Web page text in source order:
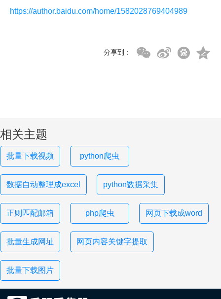
https://author.baidu.com/home/1582028769404989
分享到：
相关主题
批量下载视频 python爬虫
数据自动整理成excel python数据采集
正则匹配邮箱 php爬虫 网页下载成word
批量生成网址 网页内容关键字提取
批量下载图片